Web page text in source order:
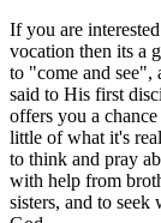
If you are
vocation then its a
to "come and see",
said to His first
offers you a chance
little of what it's
to think and pray
with help from
sisters, and to seek